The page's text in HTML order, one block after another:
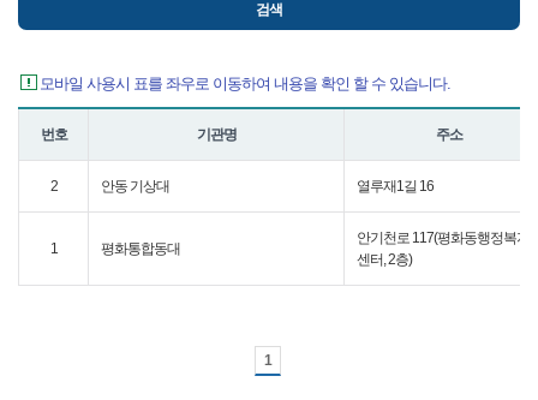
모바일 사용시 표를 좌우로 이동하여 내용을 확인 할 수 있습니다.
번호 기관명 주소
2 안동 기상대 열루재1길 16
1 평화통합동대
안기천로 117(평화동행정복지
센터, 2층)
1